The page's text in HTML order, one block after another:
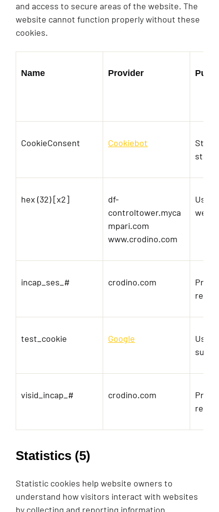
and access to secure areas of the website. The
website cannot function properly without these
cookies.
Name Provider
CookieConsent Cookiebot
state
hex (32) [x2]
df-
controltower.myca
mpari.com
www.crodino.com
Used
incap_ses_# crodino.com
test_cookie Google
Used
visid_incap_# crodino.com
Statistics (5)
Statistic cookies help website owners to
understand how visitors interact with websites
by collecting and reporting information